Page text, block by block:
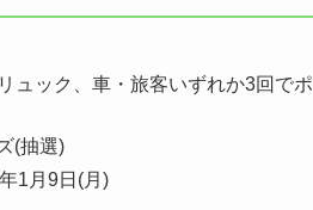
ック、車・旅客いずれか3回で
(抽選)
1月9日(月)